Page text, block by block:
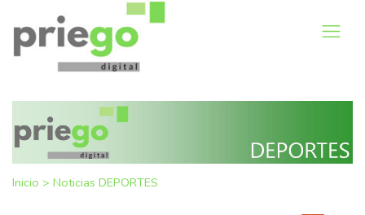
Inicio > Noticias DEPORTES